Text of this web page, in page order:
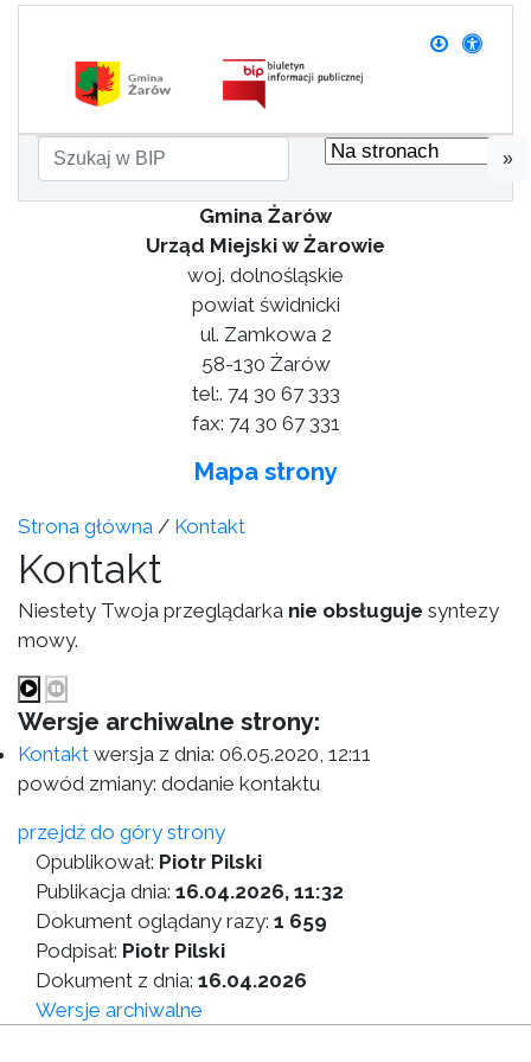
»
Gmina Żarów
Urząd Miejski w Żarowie
woj. dolnośląskie
powiat świdnicki
ul. Zamkowa 2
58-130 Żarów
tel:. 74 30 67 333
fax: 74 30 67 331
Mapa strony
Strona główna / Kontakt
Kontakt
Niestety Twoja przeglądarka nie obsługuje syntezy
mowy.
Wersje archiwalne strony:
Kontakt wersja z dnia: 06.05.2020, 12:11
powód zmiany: dodanie kontaktu
przejdź do góry strony
Opublikował: Piotr Pilski
Publikacja dnia: 16.04.2026, 11:32
Dokument oglądany razy: 1 659
Podpisał: Piotr Pilski
Dokument z dnia: 16.04.2026
Wersje archiwalne